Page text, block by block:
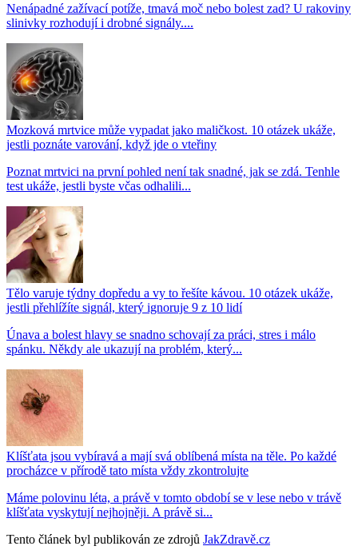
Nenápadné zažívací potíže, tmavá moč nebo bolest zad? U rakoviny
slinivky rozhodují i drobné signály....
Mozková mrtvice může vypadat jako maličkost. 10 otázek ukáže,
jestli poznáte varování, když jde o vteřiny
Poznat mrtvici na první pohled není tak snadné, jak se zdá. Tenhle
test ukáže, jestli byste včas odhalili...
Tělo varuje týdny dopředu a vy to řešíte kávou. 10 otázek ukáže,
jestli přehlížíte signál, který ignoruje 9 z 10 lidí
Únava a bolest hlavy se snadno schovají za práci, stres i málo
spánku. Někdy ale ukazují na problém, který...
Klíšťata jsou vybíravá a mají svá oblíbená místa na těle. Po každé
procházce v přírodě tato místa vždy zkontrolujte
Máme polovinu léta, a právě v tomto období se v lese nebo v trávě
klíšťata vyskytují nejhojněji. A právě si...
Tento článek byl publikován ze zdrojů JakZdravě.cz